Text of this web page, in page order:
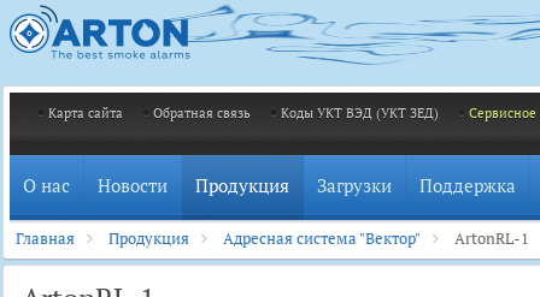
Карта сайта Обратная связь Коды УКТ ВЭД (УКТ ЗЕД)
О нас Новости Продукция Загрузки Поддержка
Главная Продукция Адресная система "Вектор" ArtonRL-1